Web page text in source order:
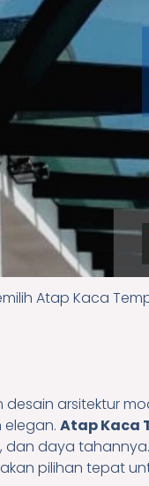
Atap Kaca
arsitektur
Atap Kaca
daya
pilihan tepat